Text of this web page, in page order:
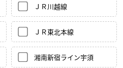
ＪＲ川越線
ＪＲ東北本線
湘南新宿ライン宇須